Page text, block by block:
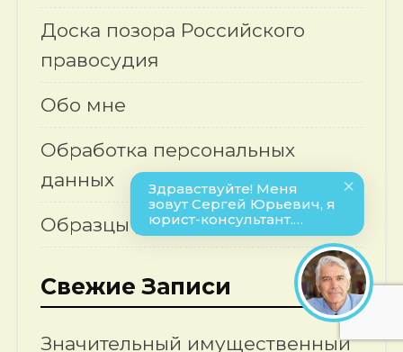
Доска позора Российского
правосудия
Обо мне
Обработка персональных
данных
Образцы договоров
Свежие Записи
Значительный имущественный